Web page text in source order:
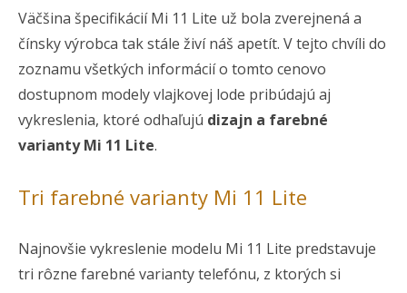
Väčšina špecifikácií Mi 11 Lite už bola zverejnená a
čínsky výrobca tak stále živí náš apetít. V tejto chvíli do
zoznamu všetkých informácií o tomto cenovo
dostupnom modely vlajkovej lode pribúdajú aj
vykreslenia, ktoré odhaľujú dizajn a farebné
varianty Mi 11 Lite.
Tri farebné varianty Mi 11 Lite
Najnovšie vykreslenie modelu Mi 11 Lite predstavuje
tri rôzne farebné varianty telefónu, z ktorých si